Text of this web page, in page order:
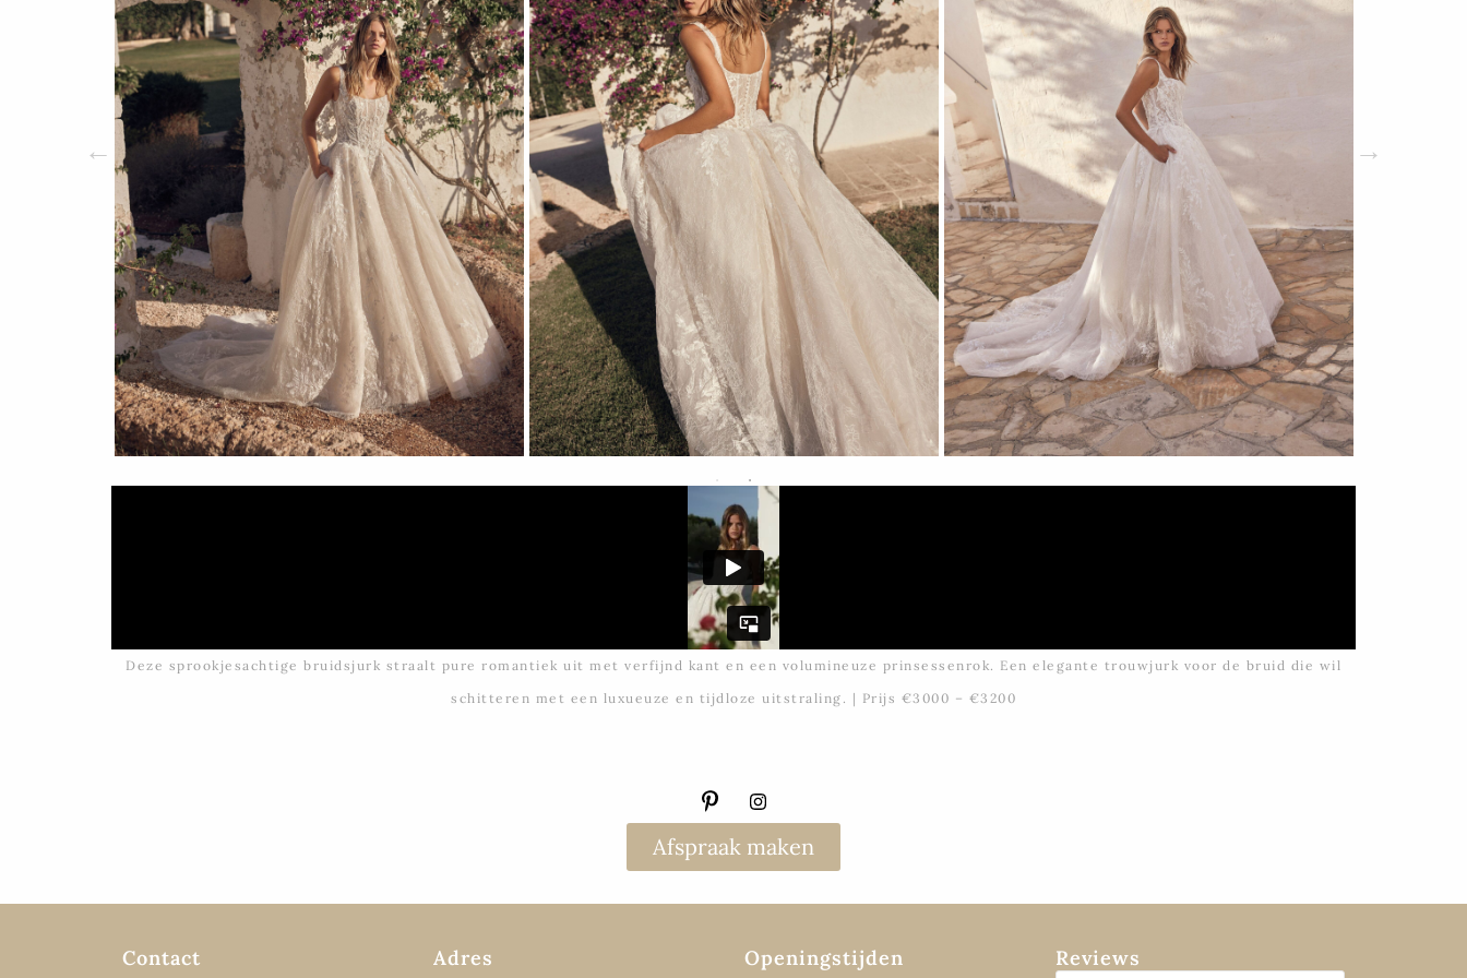
Deze sprookjesachtige bruidsjurk straalt pure romantiek uit met verfijnd kant en een volumineuze prinsessenrok. Een elegante trouwjurk voor de bruid die wil
schitteren met een luxueuze en tijdloze uitstraling. | Prijs €3000 – €3200
Afspraak maken
Contact Adres Openingstijden Reviews